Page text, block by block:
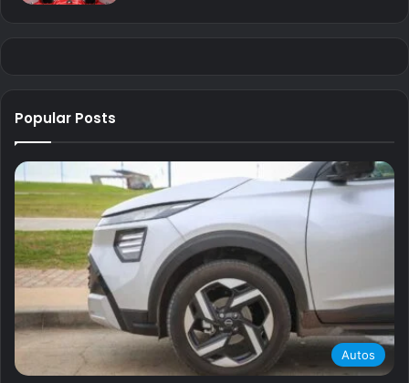
Popular Posts
Autos